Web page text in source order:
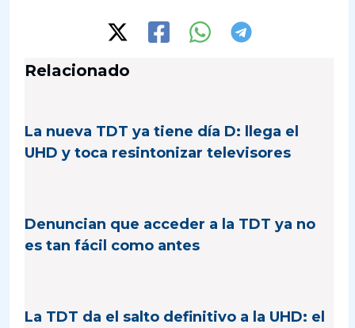
Relacionado
La nueva TDT ya tiene día D: llega el
UHD y toca resintonizar televisores
Denuncian que acceder a la TDT ya no
es tan fácil como antes
La TDT da el salto definitivo a la UHD: el